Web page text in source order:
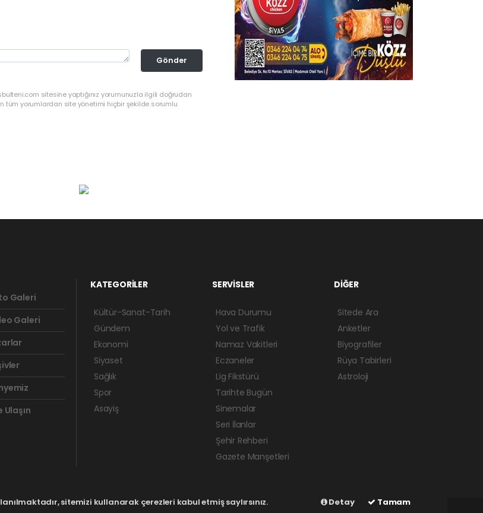
Gönder
sitesine yaptığınız yorumunuzla ilgili doğrudan
tüm yorumlardan site yönetimi hiçbir şekilde sorumlu
sitemizi kullanarak çerezleri kabul etmiş saylırsınız. Detay Tamam
Galeri
Galeri
Ulaşın
KATEGORİLER
Kültür-Sanat-Tarih
Gündem
Ekonomi
Siyaset
Sağlık
Spor
Asayiş
SERVİSLER
Hava Durumu
Yol ve Trafik
Namaz Vakitleri
Eczaneler
Lig Fikstürü
Tarihte Bugün
Sinemalar
Seri İlanlar
Şehir Rehberi
Gazete Manşetleri
DİĞER
Sitede Ara
Anketler
Biyografiler
Rüya Tabirleri
Astroloji